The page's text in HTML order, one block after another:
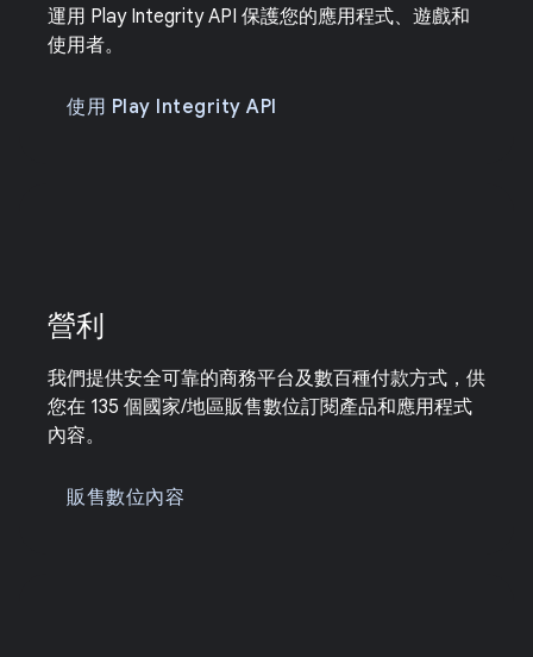
運用 Play Integrity API 保護您的應用程式、遊戲和
使用者。
使用 Play Integrity API
營利
我們提供安全可靠的商務平台及數百種付款方式，供
您在 135 個國家/地區販售數位訂閱產品和應用程式
內容。
販售數位內容